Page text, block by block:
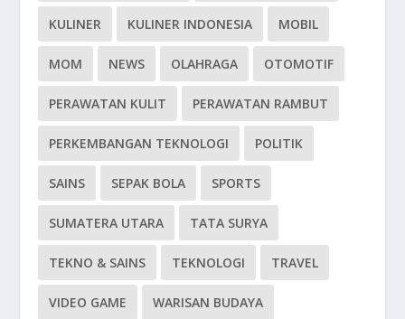
KULINER KULINER INDONESIA MOBIL
MOM NEWS OLAHRAGA OTOMOTIF
PERAWATAN KULIT PERAWATAN RAMBUT
PERKEMBANGAN TEKNOLOGI POLITIK
SAINS SEPAK BOLA SPORTS
SUMATERA UTARA TATA SURYA
TEKNO & SAINS TEKNOLOGI TRAVEL
VIDEO GAME WARISAN BUDAYA